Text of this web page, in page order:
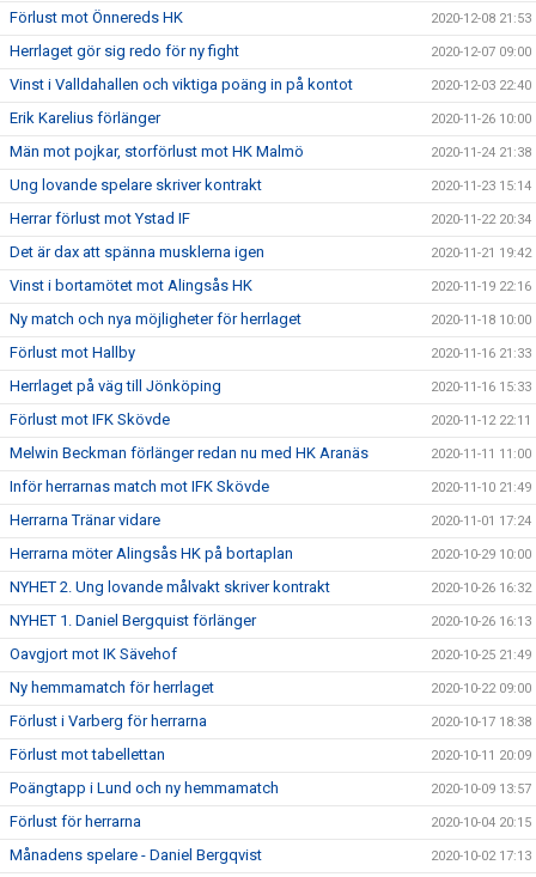
Förlust mot Önnereds HK 2020-12-08 21:53
Herrlaget gör sig redo för ny fight 2020-12-07 09:00
Vinst i Valldahallen och viktiga poäng in på kontot 2020-12-03 22:40
Erik Karelius förlänger 2020-11-26 10:00
Män mot pojkar, storförlust mot HK Malmö 2020-11-24 21:38
Ung lovande spelare skriver kontrakt 2020-11-23 15:14
Herrar förlust mot Ystad IF 2020-11-22 20:34
Det är dax att spänna musklerna igen 2020-11-21 19:42
Vinst i bortamötet mot Alingsås HK 2020-11-19 22:16
Ny match och nya möjligheter för herrlaget 2020-11-18 10:00
Förlust mot Hallby 2020-11-16 21:33
Herrlaget på väg till Jönköping 2020-11-16 15:33
Förlust mot IFK Skövde 2020-11-12 22:11
Melwin Beckman förlänger redan nu med HK Aranäs 2020-11-11 11:00
Inför herrarnas match mot IFK Skövde 2020-11-10 21:49
Herrarna Tränar vidare 2020-11-01 17:24
Herrarna möter Alingsås HK på bortaplan 2020-10-29 10:00
NYHET 2. Ung lovande målvakt skriver kontrakt 2020-10-26 16:32
NYHET 1. Daniel Bergquist förlänger 2020-10-26 16:13
Oavgjort mot IK Sävehof 2020-10-25 21:49
Ny hemmamatch för herrlaget 2020-10-22 09:00
Förlust i Varberg för herrarna 2020-10-17 18:38
Förlust mot tabellettan 2020-10-11 20:09
Poängtapp i Lund och ny hemmamatch 2020-10-09 13:57
Förlust för herrarna 2020-10-04 20:15
Månadens spelare - Daniel Bergqvist 2020-10-02 17:13